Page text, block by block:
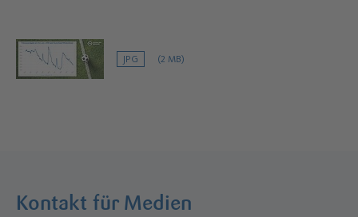
JPG (2 MB)
Kontakt für Medien